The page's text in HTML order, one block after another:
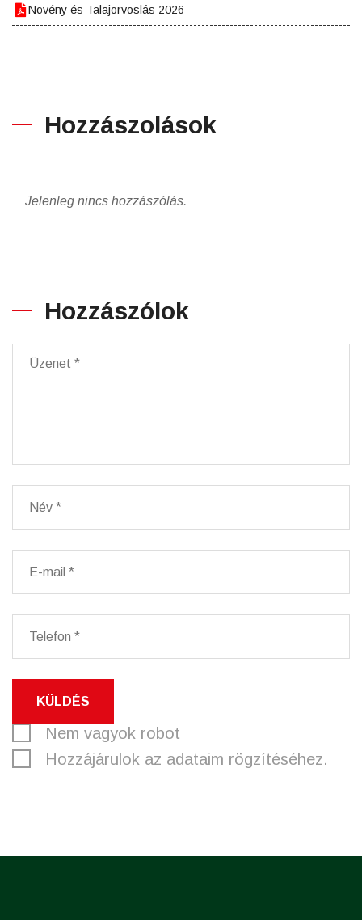
Növény és Talajorvoslás 2026
Hozzászolások
Jelenleg nincs hozzászólás.
Hozzászólok
KÜLDÉS
Nem vagyok robot
Hozzájárulok az adataim rögzítéséhez.